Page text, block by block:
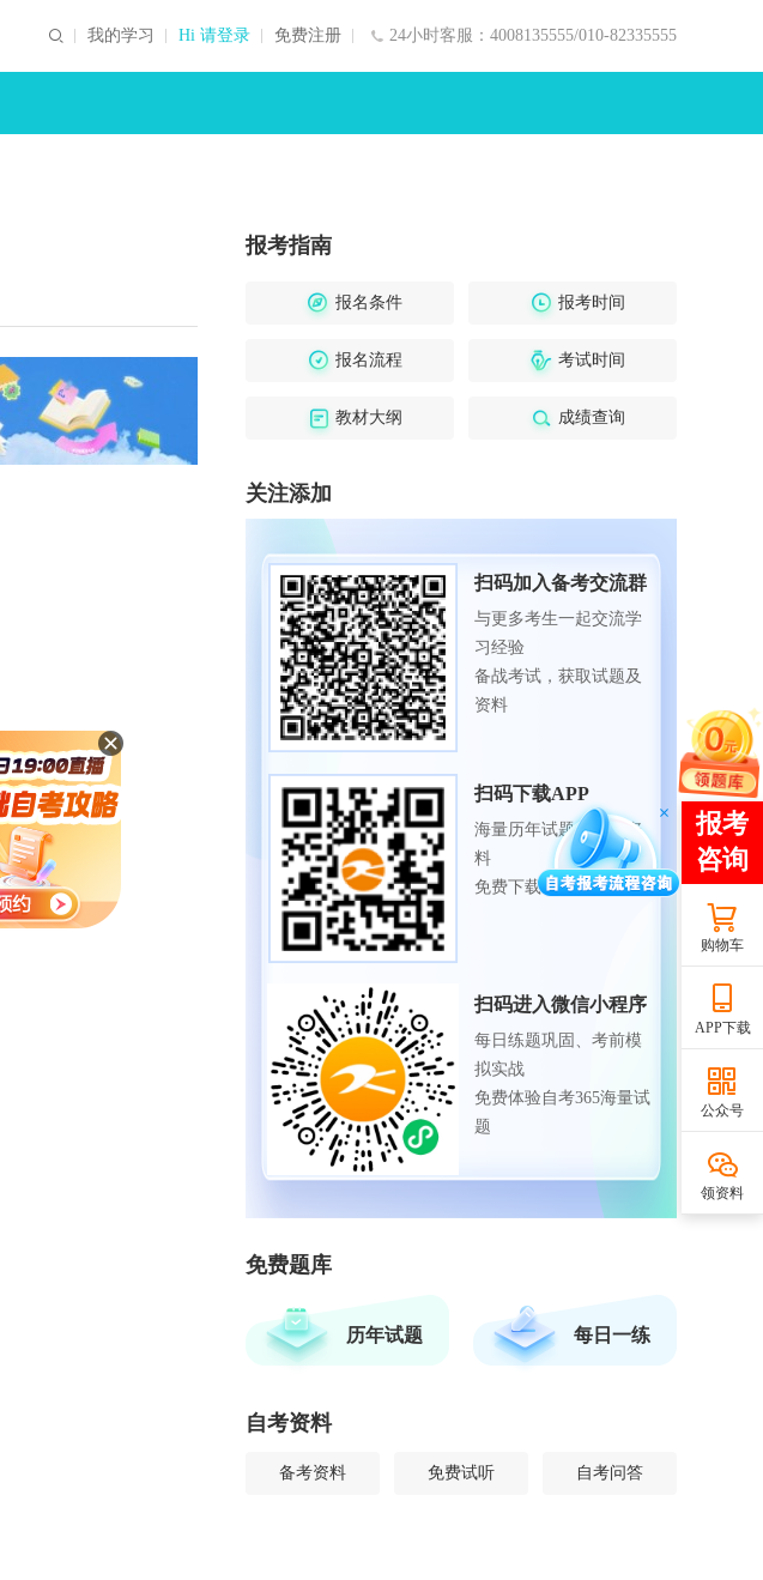
24小时客服：4008135555/010-82335555
我的学习 Hi 请登录 免费注册
报考指南
报名条件 报考时间
报名流程 考试时间
教材大纲 成绩查询
关注添加
扫码加入备考交流群
与更多考生一起交流学
习经验
备战考试，获取试题及
资料
扫码下载APP
海量历年试题、备考资
料
免费下载领取
扫码进入微信小程序
每日练题巩固、考前模
拟实战
免费体验自考365海量试
题
免费题库
历年试题 每日一练
自考资料
备考资料 免费试听 自考问答
购物车
APP下载
公众号
领资料